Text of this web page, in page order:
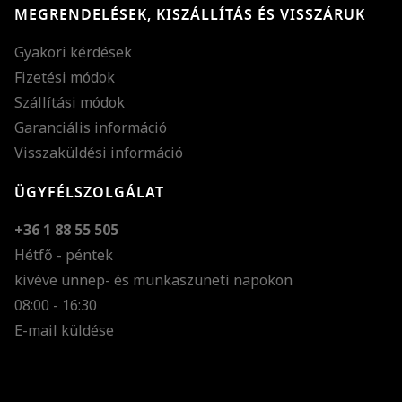
MEGRENDELÉSEK, KISZÁLLÍTÁS ÉS VISSZÁRUK
Gyakori kérdések
Fizetési módok
Szállítási módok
Garanciális információ
Visszaküldési információ
ÜGYFÉLSZOLGÁLAT
+36 1 88 55 505
Hétfő - péntek
kivéve ünnep- és munkaszüneti napokon
08:00 - 16:30
E-mail küldése